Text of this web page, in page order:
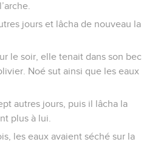
jours et lâcha de nouveau la
le soir, elle tenait dans son bec
Noé sut ainsi que les eaux
autres jours, puis il lâcha la
plus à lui.
les eaux avaient séché sur la